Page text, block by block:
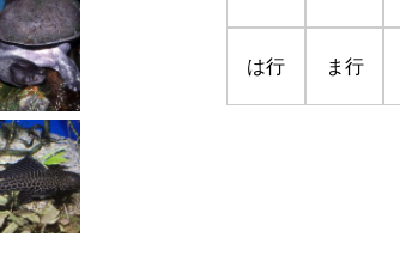
は行 ま行